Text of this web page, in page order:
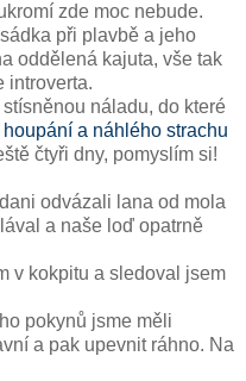
zde moc nebude.
při plavbě a jeho
oddělená kajuta, vše tak
introverta.
náladu, do které
a náhlého strachu
čtyři dny, pomyslím si!
odvázali lana od mola
a naše loď opatrně
v kokpitu a sledoval jsem
pokynů jsme měli
a pak upevnit ráhno. Na